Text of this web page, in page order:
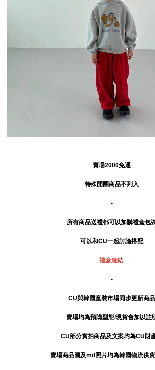
賣場2000免運
特殊開團商品不列入
-
所有商品送禮都可以加購禮盒包
可以和CU一起討論搭配
禮盒連結
-
CU與韓國童裝市場同步更新商品
賣場均為預購型態/現貨會加以註
CU部分實拍商品及文案均為CU財
賣場商品圖及md照片均為韓國物流供